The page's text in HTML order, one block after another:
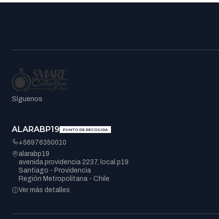
Síguenos
ALARABP19 PUNTO DE RECOGIDA
+56976350010
alarabp19
avenida providencia 2237, local p19
Santiago - Providencia
Región Metropolitana - Chile
Ver más detalles